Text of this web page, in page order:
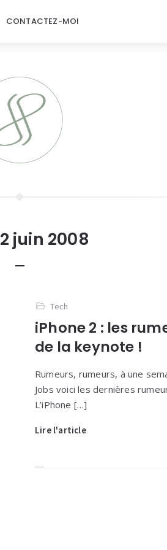
CONTACTEZ-MOI
2 juin 2008
Tech
iPhone 2 : les
de la keynote !
Rumeurs, rumeurs, à une
Jobs voici les dernières
L’iPhone […]
Lire l'article